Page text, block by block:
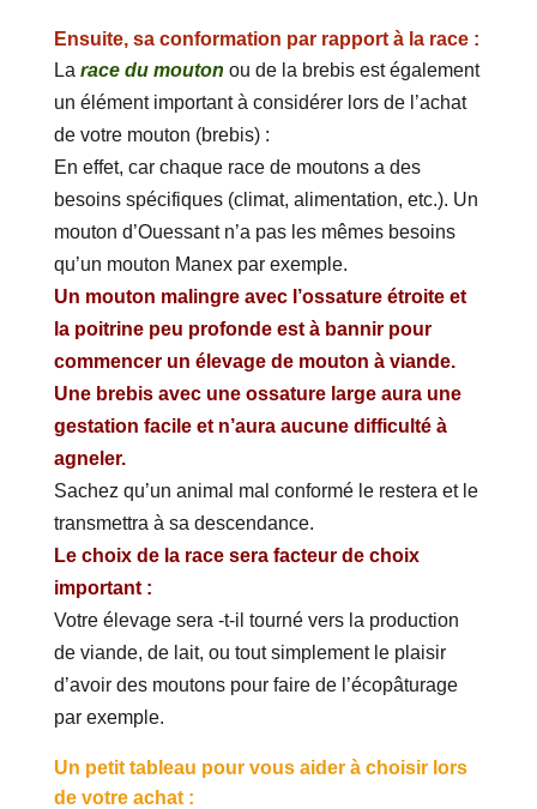
Ensuite, sa conformation par rapport à la race :
La race du mouton ou de la brebis est également
un élément important à considérer lors de l’achat
de votre mouton (brebis) :
En effet, car chaque race de moutons a des
besoins spécifiques (climat, alimentation, etc.). Un
mouton d’Ouessant n’a pas les mêmes besoins
qu’un mouton Manex par exemple.
Un mouton malingre avec l’ossature étroite et
la poitrine peu profonde est à bannir pour
commencer un élevage de mouton à viande.
Une brebis avec une ossature large aura une
gestation facile et n’aura aucune difficulté à
agneler.
Sachez qu’un animal mal conformé le restera et le
transmettra à sa descendance.
Le choix de la race sera facteur de choix
important :
Votre élevage sera -t-il tourné vers la production
de viande, de lait, ou tout simplement le plaisir
d’avoir des moutons pour faire de l’écopâturage
par exemple.
Un petit tableau pour vous aider à choisir lors
de votre achat :